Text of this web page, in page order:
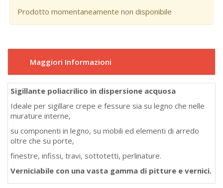
Prodotto momentaneamente non disponibile
Maggiori Informazioni
Sigillante poliacrilico in dispersione acquosa
Ideale per sigillare crepe e fessure sia su legno che nelle
murature interne,
su componenti in legno, su mobili ed elementi di arredo
oltre che su porte,
finestre, infissi, travi, sottotetti, perlinature.
Verniciabile con una vasta gamma di pitture e vernici.